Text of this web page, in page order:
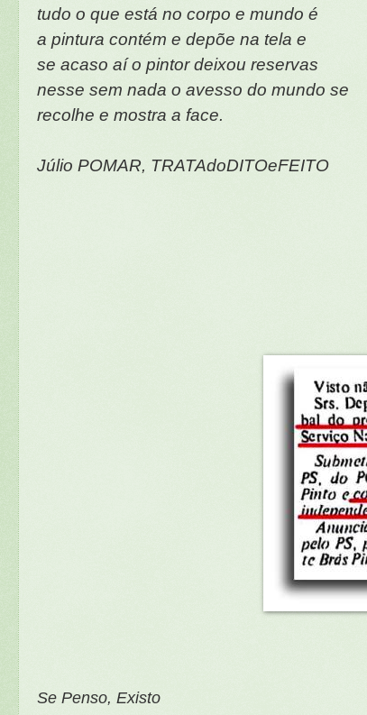
tudo o que está no corpo e mundo é
a pintura contém e depõe na tela e
se acaso aí o pintor deixou reservas
nesse sem nada o avesso do mundo se
recolhe e mostra a face.
Júlio POMAR, TRATAdoDITOeFEITO
Se Penso, Existo